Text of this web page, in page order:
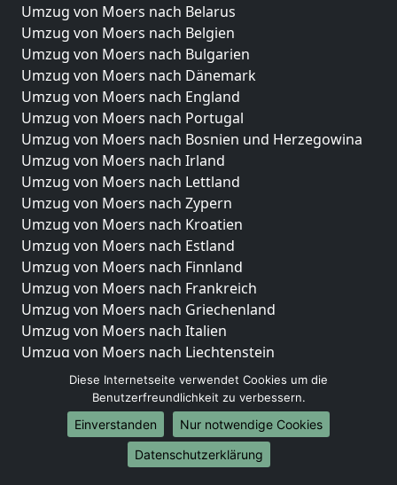
Umzug von Moers nach Belarus
Umzug von Moers nach Belgien
Umzug von Moers nach Bulgarien
Umzug von Moers nach Dänemark
Umzug von Moers nach England
Umzug von Moers nach Portugal
Umzug von Moers nach Bosnien und Herzegowina
Umzug von Moers nach Irland
Umzug von Moers nach Lettland
Umzug von Moers nach Zypern
Umzug von Moers nach Kroatien
Umzug von Moers nach Estland
Umzug von Moers nach Finnland
Umzug von Moers nach Frankreich
Umzug von Moers nach Griechenland
Umzug von Moers nach Italien
Umzug von Moers nach Liechtenstein
Umzug von Moers nach Luxemburg
Umzug von Moers nach Niederlande
Umzug von Moers nach Norwegen
Umzüge-Deutschlandweit
Diese Internetseite verwendet Cookies um die
Benutzerfreundlichkeit zu verbessern.
Einverstanden
Nur notwendige Cookies
Datenschutzerklärung